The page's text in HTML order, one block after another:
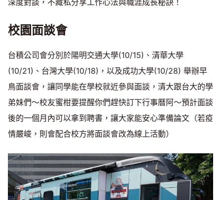
校園面談會
台積公司會分別於陽明交通大學(10/15)、清華大學
(10/21)、台灣大學(10/18)，以及成功大學(10/28) 舉辦早
鳥面談會，讓同學能在學校就近參與面談，清大跟台大的學
弟妹們～校友蜜柑要提醒你們趕快訂下行事曆阿～預計面談
後的一個月內可以拿到聘書，讓大家能安心準備論文（若疫
情嚴峻，則會配合校方將面談會改為線上活動）